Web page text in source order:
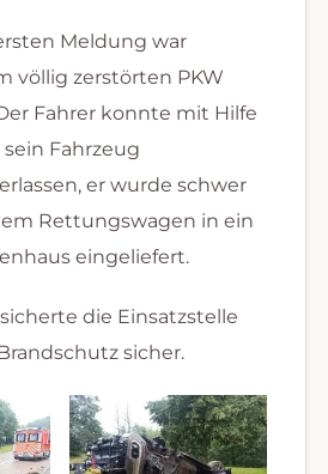
Meldung war
völlig zerstörten PKW
Fahrer konnte mit Hilfe
Fahrzeug
er wurde schwer
Rettungswagen in ein
eingeliefert.
die Einsatzstelle
sicher.